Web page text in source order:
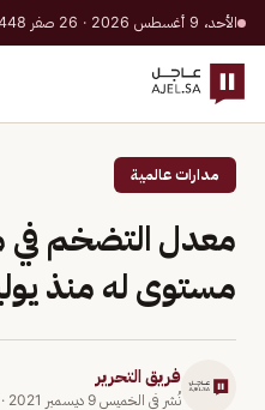
الأحد، 9 أغسطس 2026 · 26 صفر 1448 هـ
مدارات عالمية
معدل التضخم
مستوى له منذ
فريق التحرير
نُشر في الخميس 9 ديسمبر 2021 ·